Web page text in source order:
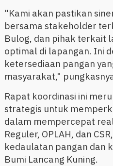
"Kami akan pastikan
bersama stakeholder
Bulog, dan pihak terkait
optimal di lapangan. Ini
ketersediaan pangan
masyarakat,"
Rapat koordinasi ini
strategis untuk
dalam mempercepat
Reguler, OPLAH, dan
kedaulatan pangan dan
Bumi Lancang Kuning.